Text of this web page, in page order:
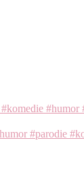
#parodie